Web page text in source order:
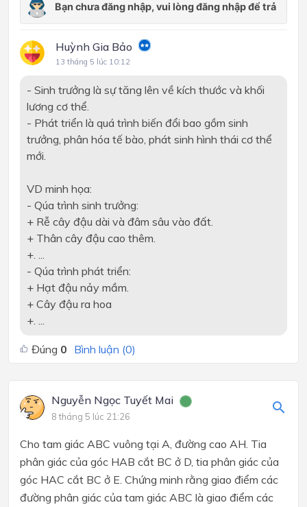
Huỳnh Gia Bảo
13 tháng 5 lúc 10:12
- Sinh trưởng là sự tăng lên về kích thước và khối
lương cơ thể.
- Phát triển là quá trình biến đổi bao gồm sinh
trưởng, phân hóa tế bào, phát sinh hình thái cơ thể
mới.
VD minh họa:
- Qúa trình sinh trưởng:
+ Rễ cây đậu dài và đâm sâu vào đất.
+ Thân cây đậu cao thêm.
+. ...
- Qúa trình phát triển:
+ Hạt đậu nảy mầm.
+ Cây đậu ra hoa
+. ...
Đúng 0 Bình luận (0)
Nguyễn Ngọc Tuyết Mai
8 tháng 5 lúc 21:26
Cho tam giác ABC vuông tại A, đường cao AH. Tia
phân giác của góc HAB cắt BC ở D, tia phân giác của
góc HAC cắt BC ở E. Chứng minh rằng giao điểm các
đường phân giác của tam giác ABC là giao điểm các